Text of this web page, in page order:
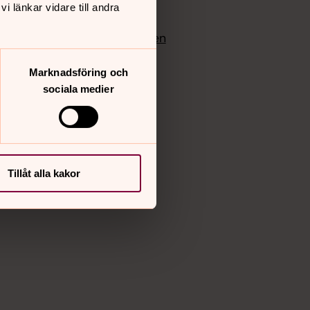
länkar vidare till andra
Marknadsföring och
sociala medier
Tillåt alla kakor
Instagram
Bloggportalen